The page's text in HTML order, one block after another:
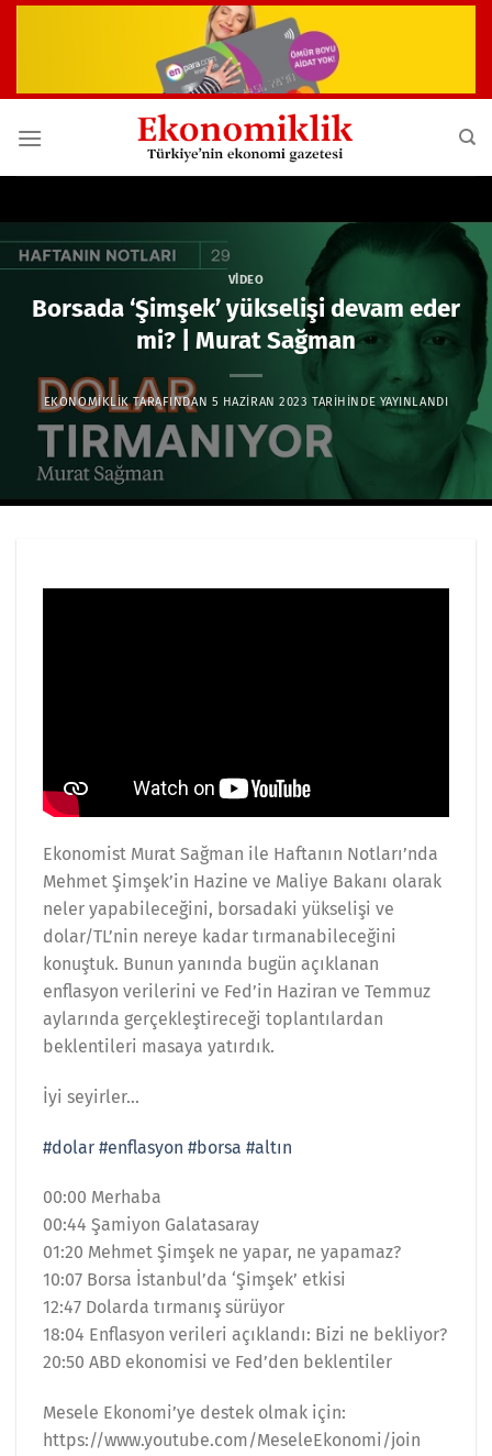
VIDEO
Borsada ‘Şimşek’ yükselişi devam eder
mi? | Murat Sağman
EKONOMIKLIKTARAFINDAN 5 HAZIRAN 2023 TARIHINDE YAYINLANDI
Ekonomist Murat Sağman ile Haftanın Notları’nda
Mehmet Şimşek’in Hazine ve Maliye Bakanı olarak
neler yapabileceğini, borsadaki yükselişi ve
dolar/TL’nin nereye kadar tırmanabileceğini
konuştuk. Bunun yanında bugün açıklanan
enflasyon verilerini ve Fed’in Haziran ve Temmuz
aylarında gerçekleştireceği toplantılardan
beklentileri masaya yatırdık.
İyi seyirler…
#dolar #enflasyon #borsa #altın
00:00 Merhaba
00:44 Şamiyon Galatasaray
01:20 Mehmet Şimşek ne yapar, ne yapamaz?
10:07 Borsa İstanbul’da ‘Şimşek’ etkisi
12:47 Dolarda tırmanış sürüyor
18:04 Enflasyon verileri açıklandı: Bizi ne bekliyor?
20:50 ABD ekonomisi ve Fed’den beklentiler
Mesele Ekonomi’ye destek olmak için:
https://www.youtube.com/MeseleEkonomi/join